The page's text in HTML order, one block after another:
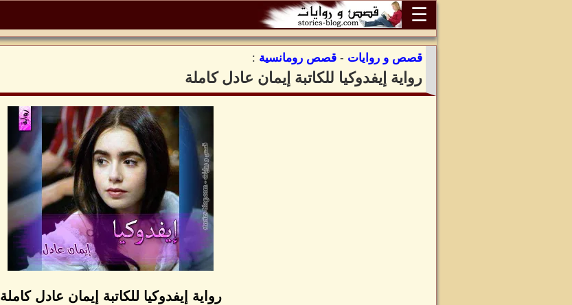
☰
قصص و روايات - قصص رومانسية :
رواية إيفدوكيا للكاتبة إيمان عادل كاملة
رواية إيفدوكيا للكاتبة إيمان عادل كاملة